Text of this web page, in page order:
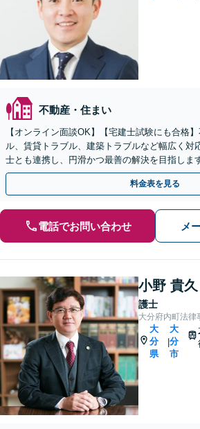
不動産・住まい
【オンライン面談OK】【宅建士試験にも合格
ル、賃貸トラブル、建築トラブルなど幅広く対
士とも連携し、円滑かつ最善の解決を目指しま
応（要予約）】
料金表を見る
電話でお問い合わせ メ
小野 貴久
護士
大分府内町法律
大
分
県
|
大
分
市